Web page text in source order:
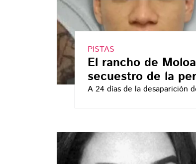
PISTAS
El rancho de
secuestro de la
A 24 días de la desaparición